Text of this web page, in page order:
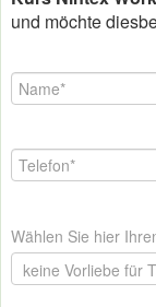
und möchte
Wählen Sie hier